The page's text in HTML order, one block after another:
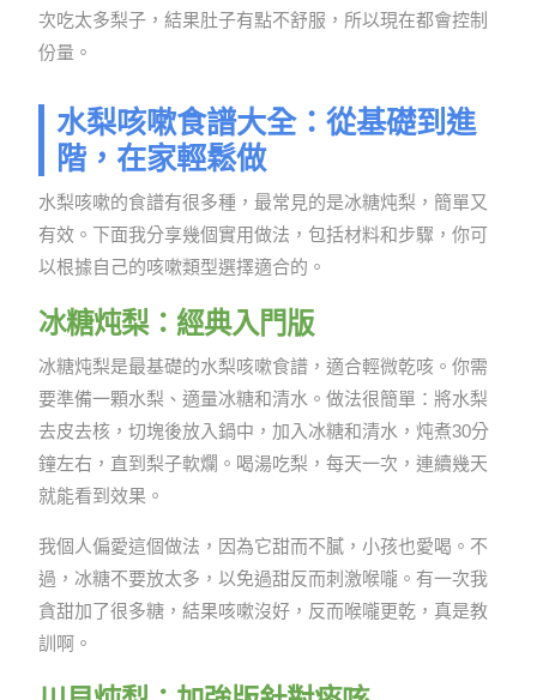
次吃太多梨子，結果肚子有點不舒服，所以現在都會控制
份量。
水梨咳嗽食譜大全：從基礎到進
階，在家輕鬆做
水梨咳嗽的食譜有很多種，最常見的是冰糖炖梨，簡單又
有效。下面我分享幾個實用做法，包括材料和步驟，你可
以根據自己的咳嗽類型選擇適合的。
冰糖炖梨：經典入門版
冰糖炖梨是最基礎的水梨咳嗽食譜，適合輕微乾咳。你需
要準備一顆水梨、適量冰糖和清水。做法很簡單：將水梨
去皮去核，切塊後放入鍋中，加入冰糖和清水，炖煮30分
鐘左右，直到梨子軟爛。喝湯吃梨，每天一次，連續幾天
就能看到效果。
我個人偏愛這個做法，因為它甜而不膩，小孩也愛喝。不
過，冰糖不要放太多，以免過甜反而刺激喉嚨。有一次我
貪甜加了很多糖，結果咳嗽沒好，反而喉嚨更乾，真是教
訓啊。